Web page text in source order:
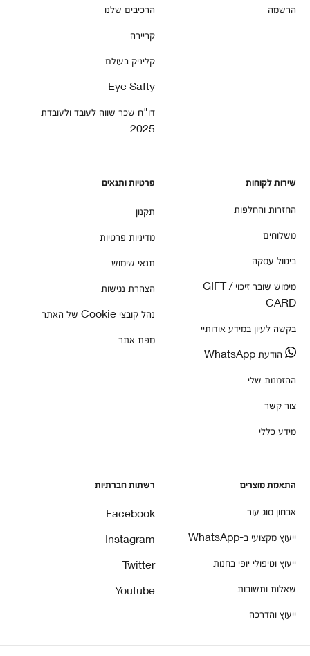
הרשמה
הרכיבים שלנו
קריירה
קליניק בעולם
Eye Safty
דו"ח שכר שווה לעובד ולעובדת
2025
שירות לקוחות
החזרות והחלפות
משלוחים
ביטול עסקה
מימוש שובר זיכוי / GIFT
CARD
בקשה לעיון במידע אודותיי
הודעת WhatsApp
ההזמנות שלי
צור קשר
מידע כללי
פרטיות ותנאים
תקנון
מדיניות פרטיות
תנאי שימוש
הצהרת נגישות
נהל קובצי Cookie של האתר
מפת אתר
התאמת מוצרים
אבחון סוג עור
ייעוץ מקצועי ב-WhatsApp
ייעוץ וטיפולי יופי בחנות
שאלות ותשובות
ייעוץ והדרכה
רשתות חברתיות
Facebook
Instagram
Twitter
Youtube